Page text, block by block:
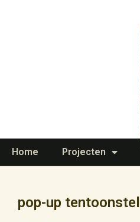
Home Projecten
pop-up